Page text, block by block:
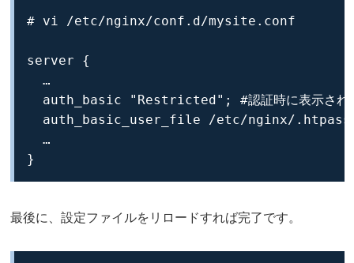
# vi /etc/nginx/conf.d/mysite.conf
server {
  …
auth_basic "Restricted"; #認証時に表示され
auth_basic_user_file /etc/nginx/
  …
}
最後に、設定ファイルをリロードすれば完了です。